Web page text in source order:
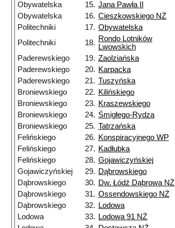
Obywatelska
15. Jana Pawła II
Obywatelska
16. Cieszkowskiego NŻ
Politechniki
17. Obywatelska
Politechniki
18. Rondo Lotników
Lwowskich
Paderewskiego 19. Zaolziańska
Paderewskiego
20. Karpacka
Paderewskiego
21. Tuszyńska
Broniewskiego
22. Kilińskiego
Broniewskiego
23. Kraszewskiego
Broniewskiego
24. Śmigłego-Rydza
Broniewskiego
25. Tatrzańska
Felińskiego
26. Konspiracyjnego WP
Felińskiego
27. Kadłubka
Felińskiego
28. Gojawiczyńskiej
Gojawiczyńskiej
29. Dąbrowskiego
Dąbrowskiego
30. Dw. Łódź Dąbrowa NŻ
Dąbrowskiego
31. Ossendowskiego NŻ
Dąbrowskiego
32. Lodowa
Lodowa
33. Lodowa 91 NŻ